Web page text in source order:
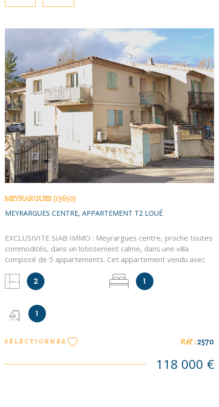
MEYRARGUES (13650)
MEYRARGUES CENTRE, APPARTEMENT T2 LOUÉ
EXCLUSIVITE SIAB IMMO : Meyrargues centre, proche toutes
commodités, dans un lotissement calme, dans une villa
composé de 5 appartements. Cet appartement vendu avec
principales est composé d'un séjour avec kitchenette,
chambre avec placard, salle d'eau et wc. Place de parking
n°2570 - Les informations sur les risques auxquels ce bien
est exposé sont disponibles sur le site Géorisques
2 1
1
SÉLECTIONNER Réf :2570
118 000 €
VOIR LE BIEN
PIÈCES
RÉFÉRENCE
CRITÈRES SUPPLÉMENTAIRES
Parking
Terrasse
RECHERCHER